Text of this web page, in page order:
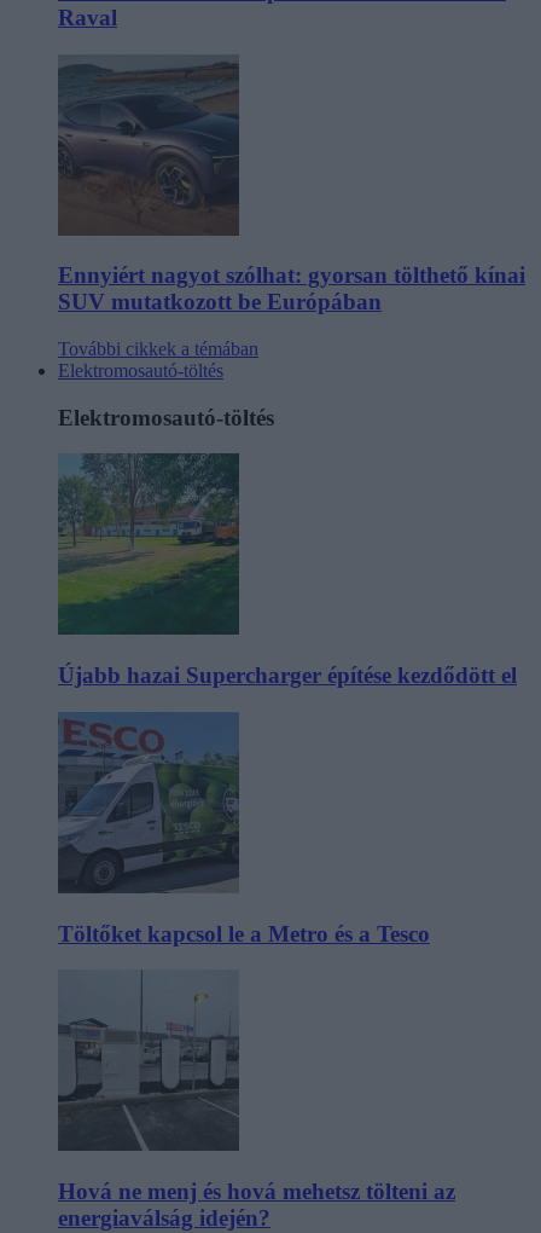
Raval
Ennyiért nagyot szólhat: gyorsan tölthető kínai
SUV mutatkozott be Európában
További cikkek a témában
Elektromosautó-töltés
Elektromosautó-töltés
Újabb hazai Supercharger építése kezdődött el
Töltőket kapcsol le a Metro és a Tesco
Hová ne menj és hová mehetsz tölteni az
energiaválság idején?